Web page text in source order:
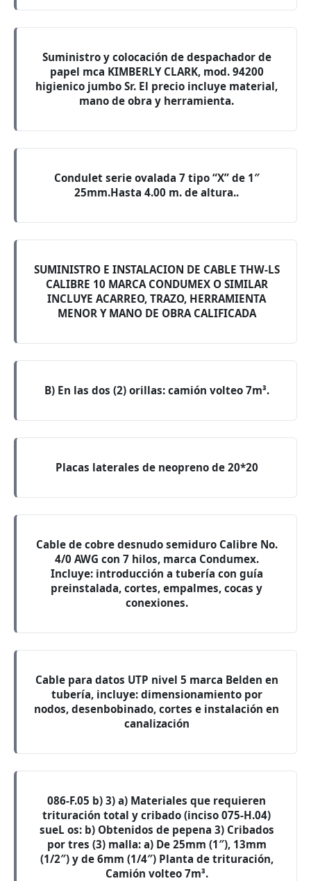
Suministro y colocación de despachador de
papel mca KIMBERLY CLARK, mod. 94200
higienico jumbo Sr. El precio incluye material,
mano de obra y herramienta.
Condulet serie ovalada 7 tipo “X” de 1″
25mm.Hasta 4.00 m. de altura..
SUMINISTRO E INSTALACION DE CABLE THW-LS
CALIBRE 10 MARCA CONDUMEX O SIMILAR
INCLUYE ACARREO, TRAZO, HERRAMIENTA
MENOR Y MANO DE OBRA CALIFICADA
B) En las dos (2) orillas: camión volteo 7m³.
Placas laterales de neopreno de 20*20
Cable de cobre desnudo semiduro Calibre No.
4/0 AWG con 7 hilos, marca Condumex.
Incluye: introducción a tubería con guía
preinstalada, cortes, empalmes, cocas y
conexiones.
Cable para datos UTP nivel 5 marca Belden en
tubería, incluye: dimensionamiento por
nodos, desenbobinado, cortes e instalación en
canalización
086-F.05 b) 3) a) Materiales que requieren
trituración total y cribado (inciso 075-H.04)
sueL os: b) Obtenidos de pepena 3) Cribados
por tres (3) malla: a) De 25mm (1″), 13mm
(1/2″) y de 6mm (1/4″) Planta de trituración,
Camión volteo 7m³.